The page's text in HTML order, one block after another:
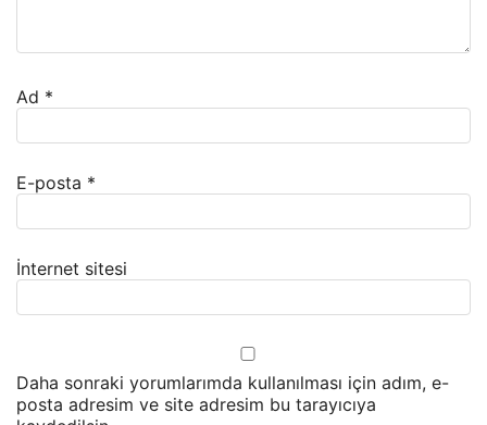
Ad *
E-posta *
İnternet sitesi
Daha sonraki yorumlarımda kullanılması için adım, e-
posta adresim ve site adresim bu tarayıcıya